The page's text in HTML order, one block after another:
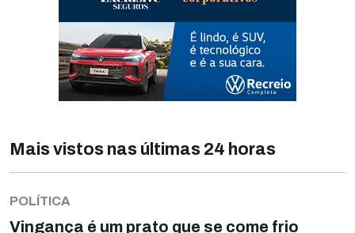
Mais vistos nas últimas 24 horas
POLÍTICA
Vingança é um prato que se come frio